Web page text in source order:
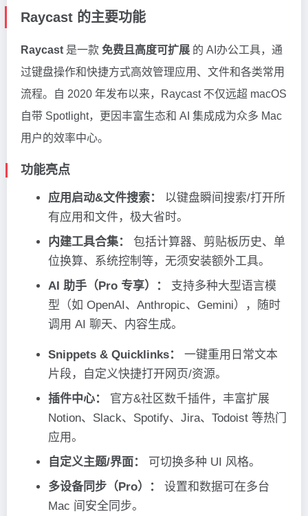
Raycast 的主要功能
Raycast 是一款 免费且高度可扩展 的 AI办公工具，通
过键盘操作和快捷方式高效管理应用、文件和各类常用
流程。自 2020 年发布以来，Raycast 不仅远超 macOS
自带 Spotlight，更因丰富生态和 AI 集成成为众多 Mac
用户的效率中心。
功能亮点
应用启动&文件搜索：
以键盘瞬间搜索/打开所
有应用和文件，极大省时。
内建工具合集：
包括计算器、剪贴板历史、单
位换算、系统控制等，无须安装额外工具。
AI 助手（Pro 专享）：
支持多种大型语言模
型（如 OpenAI、Anthropic、Gemini），随时
调用 AI 聊天、内容生成。
Snippets & Quicklinks：
一键重用日常文本
片段，自定义快捷打开网页/资源。
插件中心：
官方&社区数千插件，丰富扩展
Notion、Slack、Spotify、Jira、Todoist 等热门
应用。
自定义主题/界面：
可切换多种 UI 风格。
多设备同步（Pro）：
设置和数据可在多台
Mac 间安全同步。